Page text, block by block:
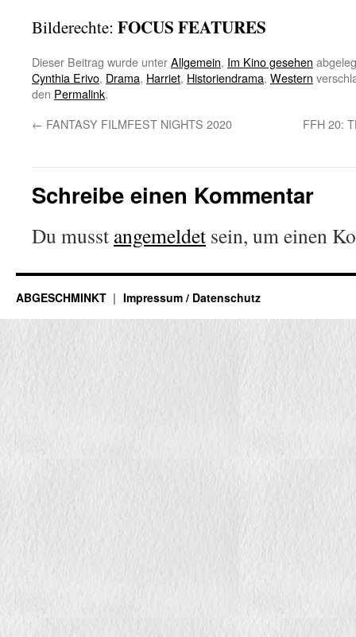
Bilderechte: FOCUS FEATURES
Dieser Beitrag wurde unterAllgemein, Im Kino gesehen
Cynthia Erivo, Drama, Harriet, Historiendrama, Western
den Permalink.
← FANTASY FILMFEST NIGHTS 2020 FFH 20:
Schreibe einen Kommentar
Du musst angemeldet sein, um einen
ABGESCHMINKT Impressum / Datenschutz